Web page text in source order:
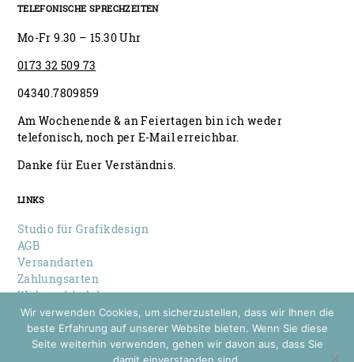
TELEFONISCHE SPRECHZEITEN
Mo-Fr 9.30 – 15.30 Uhr
0173 32 509 73
04340.7809859
Am Wochenende & an Feiertagen bin ich weder
telefonisch, noch per E-Mail erreichbar.
Danke für Euer Verständnis.
LINKS
Studio für Grafikdesign
AGB
Versandarten
Zahlungsarten
Widerrufsbelehrung
Datenschutz
Impressum
Wir verwenden Cookies, um sicherzustellen, dass wir Ihnen die
beste Erfahrung auf unserer Website bieten. Wenn Sie diese
Seite weiterhin verwenden, gehen wir davon aus, dass Sie